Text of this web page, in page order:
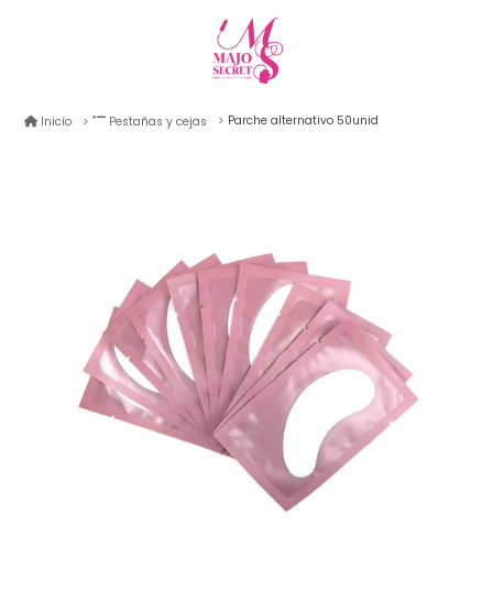
Inicio Pestañas y cejas Parche alternativo 50unid